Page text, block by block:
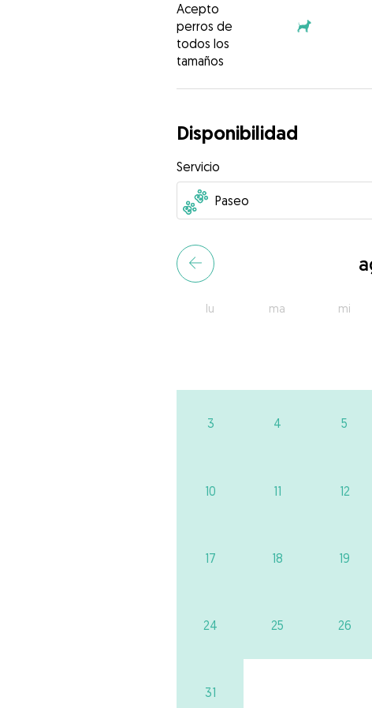
Acepto
perros de
todos los
tamaños
Disponibilidad
Servicio
lu ma mi
3 4 5
10 11 12
17 18 19
24 25 26
31